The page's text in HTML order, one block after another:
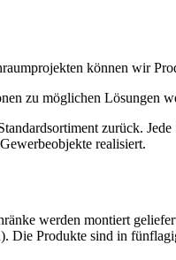
können wir
zu möglichen Lösungen
zurück.
realisiert.
werden montiert
Die Produkte sind in